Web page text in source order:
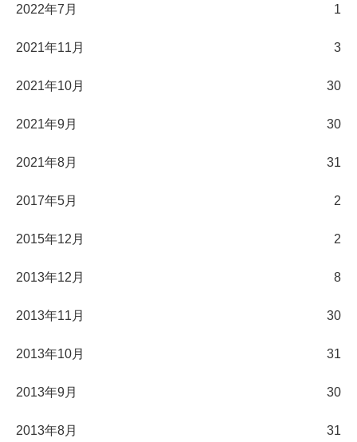
2022年7月 1
2021年11月 3
2021年10月 30
2021年9月 30
2021年8月 31
2017年5月 2
2015年12月 2
2013年12月 8
2013年11月 30
2013年10月 31
2013年9月 30
2013年8月 31